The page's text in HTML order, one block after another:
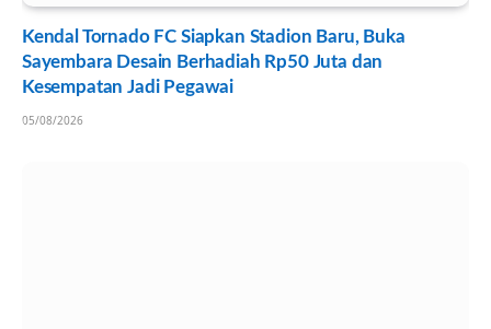
Kendal Tornado FC Siapkan Stadion Baru, Buka
Sayembara Desain Berhadiah Rp50 Juta dan
Kesempatan Jadi Pegawai
05/08/2026